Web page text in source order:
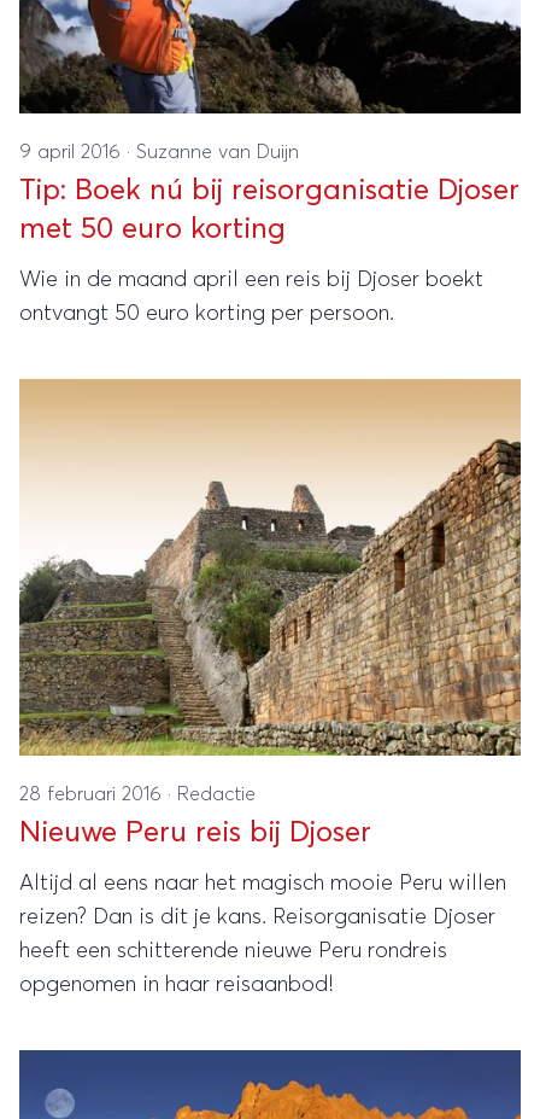
9 april 2016 · Suzanne van Duijn
Tip: Boek nú bij reisorganisatie Djoser
met 50 euro korting
Wie in de maand april een reis bij Djoser boekt
ontvangt 50 euro korting per persoon.
28 februari 2016 · Redactie
Nieuwe Peru reis bij Djoser
Altijd al eens naar het magisch mooie Peru willen
reizen? Dan is dit je kans. Reisorganisatie Djoser
heeft een schitterende nieuwe Peru rondreis
opgenomen in haar reisaanbod!